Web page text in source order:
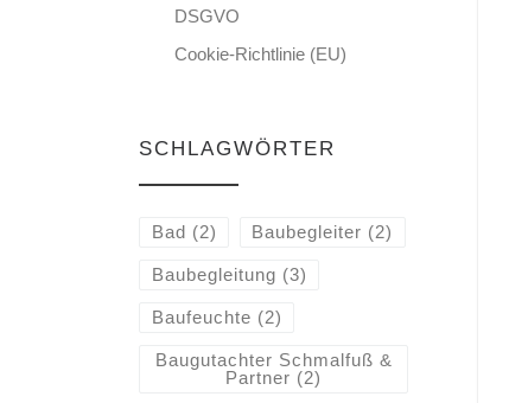
DSGVO
Cookie-Richtlinie (EU)
SCHLAGWÖRTER
Bad (2) Baubegleiter (2)
Baubegleitung (3)
Baufeuchte (2)
Baugutachter Schmalfuß &
Partner (2)